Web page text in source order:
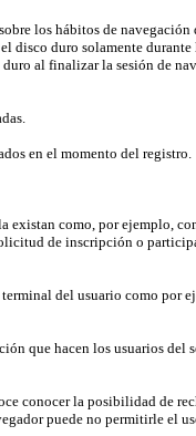
los hábitos de navegación
disco duro solamente
al finalizar la sesión de
en el momento del registro.
existan como, por ejemplo,
de inscripción o
del usuario como por
que hacen los usuarios del
conocer la posibilidad de
puede no permitirle el